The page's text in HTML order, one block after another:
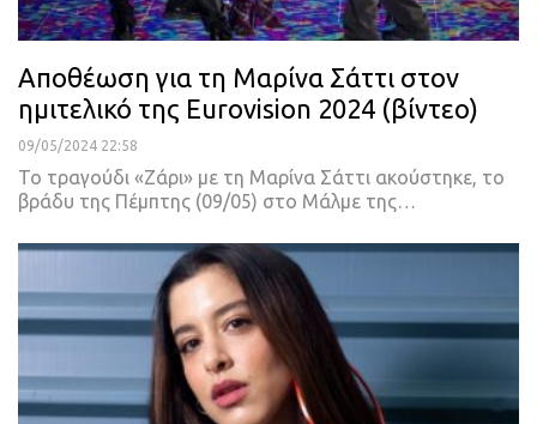
Αποθέωση για τη Μαρίνα Σάττι στον
ημιτελικό της Eurovision 2024 (βίντεο)
09/05/2024 22:58
Το τραγούδι «Ζάρι» με τη Μαρίνα Σάττι ακούστηκε, το
βράδυ της Πέμπτης (09/05) στο Μάλμε της…